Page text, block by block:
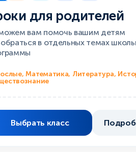
для родителей
вам помочь вашим детям
в отдельных темах
Математика, Литература,
Выбрать класс